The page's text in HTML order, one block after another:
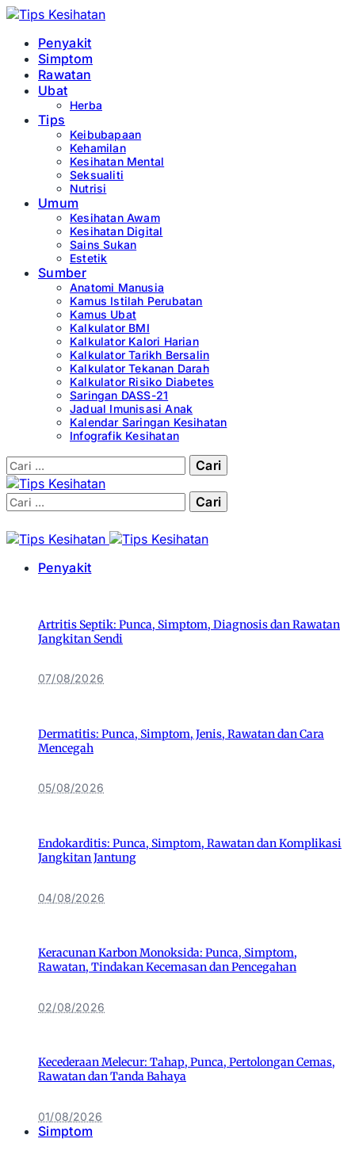
Penyakit
Simptom
Rawatan
Ubat
Herba
Tips
Keibubapaan
Kehamilan
Kesihatan Mental
Seksualiti
Nutrisi
Umum
Kesihatan Awam
Kesihatan Digital
Sains Sukan
Estetik
Sumber
Anatomi Manusia
Kamus Istilah Perubatan
Kamus Ubat
Kalkulator BMI
Kalkulator Kalori Harian
Kalkulator Tarikh Bersalin
Kalkulator Tekanan Darah
Kalkulator Risiko Diabetes
Saringan DASS-21
Jadual Imunisasi Anak
Kalendar Saringan Kesihatan
Infografik Kesihatan
Cari:
Cari:
Penyakit
Artritis Septik: Punca, Simptom, Diagnosis dan Rawatan
Jangkitan Sendi
07/08/2026
Dermatitis: Punca, Simptom, Jenis, Rawatan dan Cara
Mencegah
05/08/2026
Endokarditis: Punca, Simptom, Rawatan dan Komplikasi
Jangkitan Jantung
04/08/2026
Keracunan Karbon Monoksida: Punca, Simptom,
Rawatan, Tindakan Kecemasan dan Pencegahan
02/08/2026
Kecederaan Melecur: Tahap, Punca, Pertolongan Cemas,
Rawatan dan Tanda Bahaya
01/08/2026
Simptom